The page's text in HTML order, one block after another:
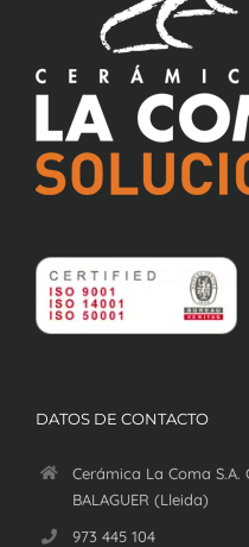
DATOS DE CONTACTO
Cerámica La Coma
BALAGUER (Lleida)
973 445 104